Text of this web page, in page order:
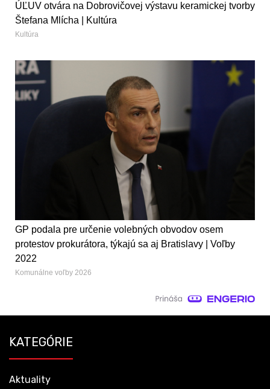
ÚĽUV otvára na Dobrovičovej výstavu keramickej tvorby
Štefana Mlícha | Kultúra
Kultúra
GP podala pre určenie volebných obvodov osem
protestov prokurátora, týkajú sa aj Bratislavy | Voľby
2022
Komunálne voľby 2026
KATEGÓRIE
Aktuality